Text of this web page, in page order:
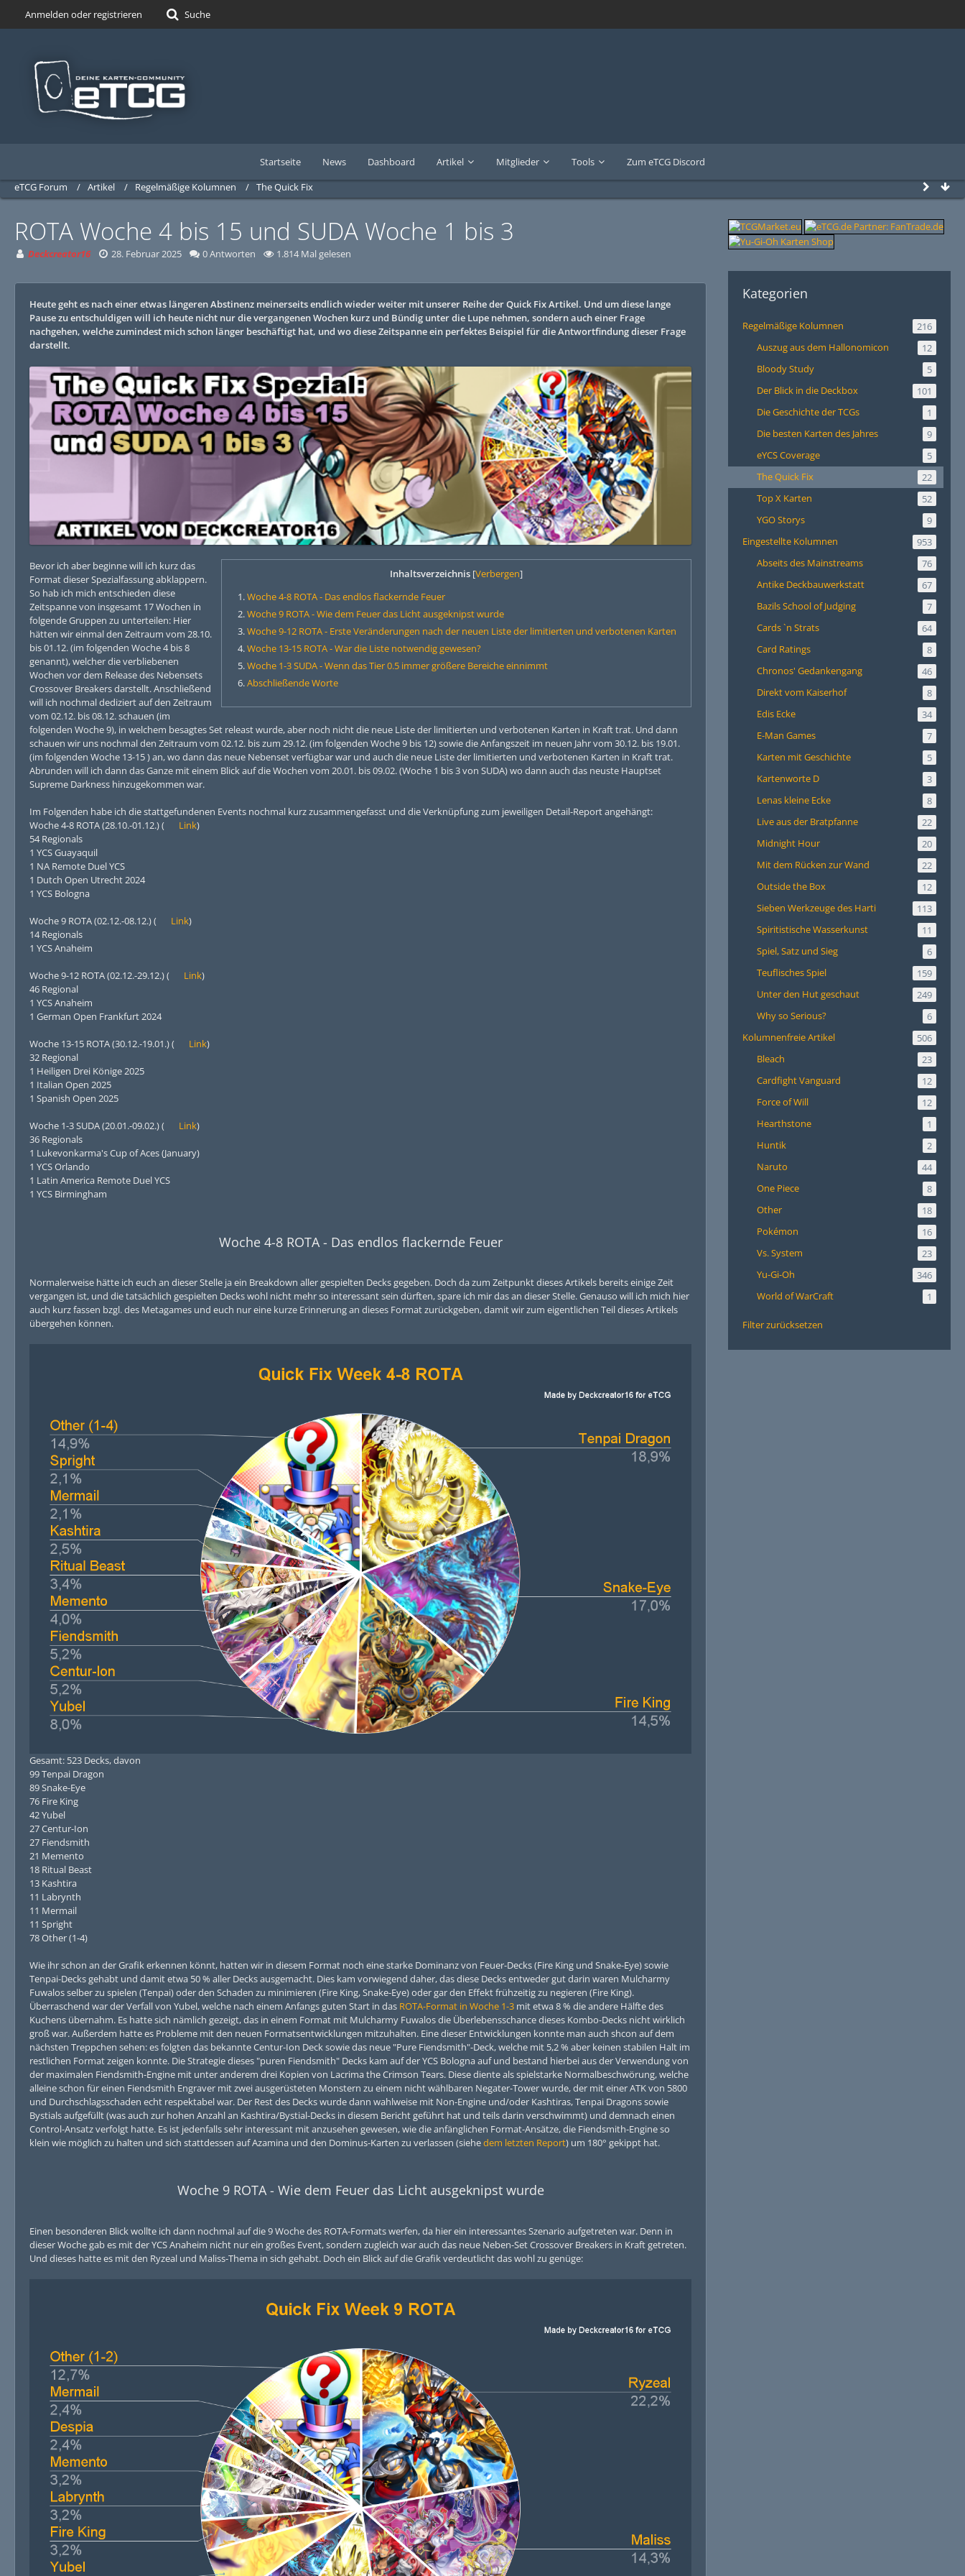
Anmelden oder registrieren Suche
Startseite News Dashboard Artikel Mitglieder Tools
Zum eTCG Discord
eTCG Forum
Artikel Regelmäßige Kolumnen The Quick Fix
ROTA Woche 4 bis 15 und SUDA Woche 1 bis 3
Deckcreator16 28. Februar 2025 0 Antworten 1.814 Mal gelesen
Heute geht es nach einer etwas längeren Abstinenz meinerseits endlich wieder weiter mit unserer Reihe der Quick Fix Artikel. Und um diese lange
Pause zu entschuldigen will ich heute nicht nur die vergangenen Wochen kurz und Bündig unter die Lupe nehmen, sondern auch einer Frage
nachgehen, welche zumindest mich schon länger beschäftigt hat, und wo diese Zeitspanne ein perfektes Beispiel für die Antwortfindung dieser Frage
darstellt.
Inhaltsverzeichnis [Verbergen]
Woche 4-8 ROTA - Das endlos flackernde Feuer
Woche 9 ROTA - Wie dem Feuer das Licht ausgeknipst wurde
Woche 9-12 ROTA - Erste Veränderungen nach der neuen Liste der limitierten und verbotenen Karten
Woche 13-15 ROTA - War die Liste notwendig gewesen?
Woche 1-3 SUDA - Wenn das Tier 0.5 immer größere Bereiche einnimmt
Abschließende Worte
Bevor ich aber beginne will ich kurz das
Format dieser Spezialfassung abklappern.
So hab ich mich entschieden diese
Zeitspanne von insgesamt 17 Wochen in
folgende Gruppen zu unterteilen: Hier
hätten wir einmal den Zeitraum vom 28.10.
bis 01.12. (im folgenden Woche 4 bis 8
genannt), welcher die verbliebenen
Wochen vor dem Release des Nebensets
Crossover Breakers darstellt. Anschließend
will ich nochmal dediziert auf den Zeitraum
vom 02.12. bis 08.12. schauen (im
folgenden Woche 9), in welchem besagtes Set releast wurde, aber noch nicht die neue Liste der limitierten und verbotenen Karten in Kraft trat. Und dann
schauen wir uns nochmal den Zeitraum vom 02.12. bis zum 29.12. (im folgenden Woche 9 bis 12) sowie die Anfangszeit im neuen Jahr vom 30.12. bis 19.01.
(im folgenden Woche 13-15 ) an, wo dann das neue Nebenset verfügbar war und auch die neue Liste der limitierten und verbotenen Karten in Kraft trat.
Abrunden will ich dann das Ganze mit einem Blick auf die Wochen vom 20.01. bis 09.02. (Woche 1 bis 3 von SUDA) wo dann auch das neuste Hauptset
Supreme Darkness hinzugekommen war.
Im Folgenden habe ich die stattgefundenen Events nochmal kurz zusammengefasst und die Verknüpfung zum jeweiligen Detail-Report angehängt:
Woche 4-8 ROTA (28.10.-01.12.) (
Link)
54 Regionals
1 YCS Guayaquil
1 NA Remote Duel YCS
1 Dutch Open Utrecht 2024
1 YCS Bologna
Woche 9 ROTA (02.12.-08.12.) ( Link)
14 Regionals
1 YCS Anaheim
Woche 9-12 ROTA (02.12.-29.12.) ( Link)
46 Regional
1 YCS Anaheim
1 German Open Frankfurt 2024
Woche 13-15 ROTA (30.12.-19.01.) ( Link)
32 Regional
1 Heiligen Drei Könige 2025
1 Italian Open 2025
1 Spanish Open 2025
Woche 1-3 SUDA (20.01.-09.02.) ( Link)
36 Regionals
1 Lukevonkarma's Cup of Aces (January)
1 YCS Orlando
1 Latin America Remote Duel YCS
1 YCS Birmingham
Woche 4-8 ROTA - Das endlos flackernde Feuer
Normalerweise hätte ich euch an dieser Stelle ja ein Breakdown aller gespielten Decks gegeben. Doch da zum Zeitpunkt dieses Artikels bereits einige Zeit
vergangen ist, und die tatsächlich gespielten Decks wohl nicht mehr so interessant sein dürften, spare ich mir das an dieser Stelle. Genauso will ich mich hier
auch kurz fassen bzgl. des Metagames und euch nur eine kurze Erinnerung an dieses Format zurückgeben, damit wir zum eigentlichen Teil dieses Artikels
übergehen können.
Gesamt: 523 Decks, davon
99 Tenpai Dragon
89 Snake-Eye
76 Fire King
42 Yubel
27 Centur-Ion
27 Fiendsmith
21 Memento
18 Ritual Beast
13 Kashtira
11 Labrynth
11 Mermail
11 Spright
78 Other (1-4)
Wie ihr schon an der Grafik erkennen könnt, hatten wir in diesem Format noch eine starke Dominanz von Feuer-Decks (Fire King und Snake-Eye) sowie
Tenpai-Decks gehabt und damit etwa 50 % aller Decks ausgemacht. Dies kam vorwiegend daher, das diese Decks entweder gut darin waren Mulcharmy
Fuwalos selber zu spielen (Tenpai) oder den Schaden zu minimieren (Fire King, Snake-Eye) oder gar den Effekt frühzeitig zu negieren (Fire King).
Überraschend war der Verfall von Yubel, welche nach einem Anfangs guten Start in das ROTA-Format in Woche 1-3 mit etwa 8 % die andere Hälfte des
Kuchens übernahm. Es hatte sich nämlich gezeigt, das in einem Format mit Mulcharmy Fuwalos die Überlebensschance dieses Kombo-Decks nicht wirklich
groß war. Außerdem hatte es Probleme mit den neuen Formatsentwicklungen mitzuhalten. Eine dieser Entwicklungen konnte man auch shcon auf dem
nächsten Treppchen sehen: es folgten das bekannte Centur-Ion Deck sowie das neue "Pure Fiendsmith"-Deck, welche mit 5,2 % aber keinen stabilen Halt im
restlichen Format zeigen konnte. Die Strategie dieses "puren Fiendsmith" Decks kam auf der YCS Bologna auf und bestand hierbei aus der Verwendung von
der maximalen Fiendsmith-Engine mit unter anderem drei Kopien von Lacrima the Crimson Tears. Diese diente als spielstarke Normalbeschwörung, welche
alleine schon für einen Fiendsmith Engraver mit zwei ausgerüsteten Monstern zu einem nicht wählbaren Negater-Tower wurde, der mit einer ATK von 5800
und Durchschlagsschaden echt respektabel war. Der Rest des Decks wurde dann wahlweise mit Non-Engine und/oder Kashtiras, Tenpai Dragons sowie
Bystials aufgefüllt (was auch zur hohen Anzahl an Kashtira/Bystial-Decks in diesem Bericht geführt hat und teils darin verschwimmt) und demnach einen
Control-Ansatz verfolgt hatte. Es ist jedenfalls sehr interessant mit anzusehen gewesen, wie die anfänglichen Format-Ansätze, die Fiendsmith-Engine so
klein wie möglich zu halten und sich stattdessen auf Azamina und den Dominus-Karten zu verlassen (siehedem letzten Report) um 180° gekippt hat.
Woche 9 ROTA - Wie dem Feuer das Licht ausgeknipst wurde
Einen besonderen Blick wollte ich dann nochmal auf die 9 Woche des ROTA-Formats werfen, da hier ein interessantes Szenario aufgetreten war. Denn in
dieser Woche gab es mit der YCS Anaheim nicht nur ein großes Event, sondern zugleich war auch das neue Neben-Set Crossover Breakers in Kraft getreten.
Und dieses hatte es mit den Ryzeal und Maliss-Thema in sich gehabt. Doch ein Blick auf die Grafik verdeutlicht das wohl zu genüge:
Kategorien
Regelmäßige Kolumnen
216
Auszug aus dem Hallonomicon
12
Bloody Study
5
Der Blick in die Deckbox
101
Die Geschichte der TCGs
1
Die besten Karten des Jahres
9
eYCS Coverage
5
The Quick Fix
22
Top X Karten
52
YGO Storys
9
Eingestellte Kolumnen
953
Abseits des Mainstreams
76
Antike Deckbauwerkstatt
67
Bazils School of Judging
7
Cards `n Strats
64
Card Ratings
8
Chronos' Gedankengang
46
Direkt vom Kaiserhof
8
Edis Ecke
34
E-Man Games
7
Karten mit Geschichte
5
Kartenworte D
3
Lenas kleine Ecke
8
Live aus der Bratpfanne
22
Midnight Hour
20
Mit dem Rücken zur Wand
22
Outside the Box
12
Sieben Werkzeuge des Harti
113
Spiritistische Wasserkunst
11
Spiel, Satz und Sieg
6
Teuflisches Spiel
159
Unter den Hut geschaut
249
Why so Serious?
6
Kolumnenfreie Artikel
506
Bleach
23
Cardfight Vanguard
12
Force of Will
12
Hearthstone
1
Huntik
2
Naruto
44
One Piece
8
Other
18
Pokémon
16
Vs. System
23
Yu-Gi-Oh
346
World of WarCraft
1
Filter zurücksetzen